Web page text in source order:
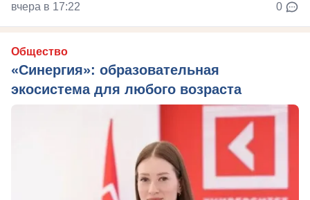
вчера в 17:22 0
Общество
«Синергия»: образовательная
экосистема для любого возраста